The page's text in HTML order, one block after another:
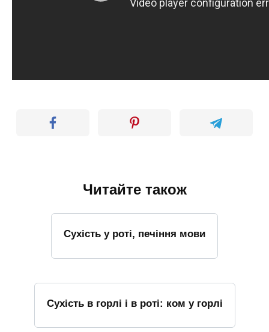
Читайте також
Сухість у роті, печіння мови
Сухість в горлі і в роті: ком у горлі